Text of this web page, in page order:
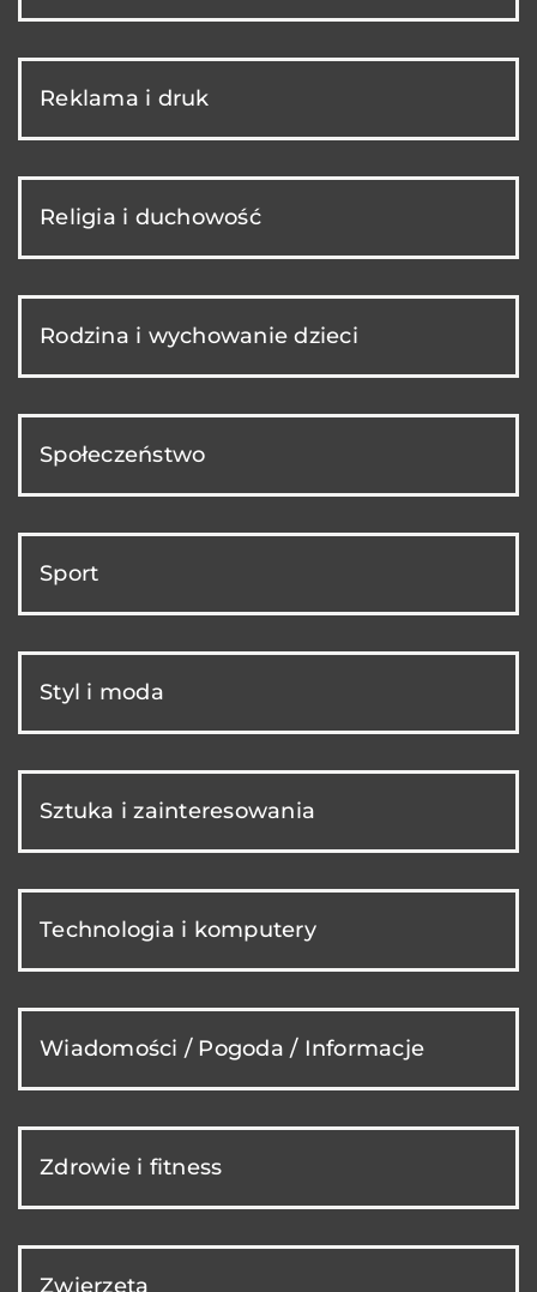
Reklama i druk
Religia i duchowość
Rodzina i wychowanie dzieci
Społeczeństwo
Sport
Styl i moda
Sztuka i zainteresowania
Technologia i komputery
Wiadomości / Pogoda / Informacje
Zdrowie i fitness
Zwierzęta